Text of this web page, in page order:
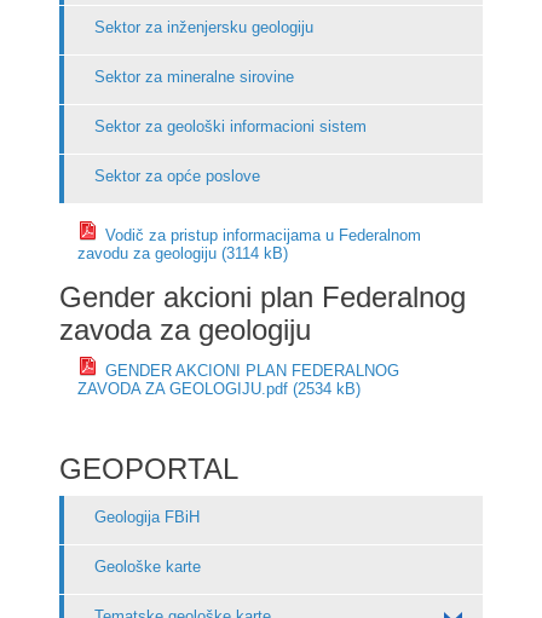
Sektor za inženjersku geologiju
Sektor za mineralne sirovine
Sektor za geološki informacioni sistem
Sektor za opće poslove
Vodič za pristup informacijama u Federalnom
zavodu za geologiju (3114 kB)
Gender akcioni plan Federalnog
zavoda za geologiju
GENDER AKCIONI PLAN FEDERALNOG
ZAVODA ZA GEOLOGIJU.pdf (2534 kB)
GEOPORTAL
Geologija FBiH
Geološke karte